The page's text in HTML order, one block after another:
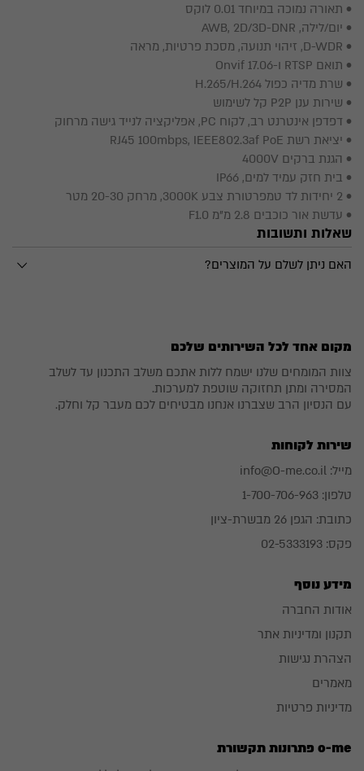
• תאורה נמוכה במיוחד 0.01 לוקס
• יום/לילה, AWB, 2D/3D-DNR
• D-WDR, זיהוי תנועה, מסכת פרטיות, מראה
• תואם RTSP ו-Onvif 17.06
• שרת מדיה כפול H.265/H.264
• שירות ענן P2P קל לשימוש
• דפדפן אינטרנט רב, לקוח PC, אפליקציה לנייד גישה מרחוק
• יציאת רשת RJ45 100mbps, IEEE802.3af PoE
• הגנת ברקים 4000V
• בית חזק עמיד למים, IP66
• 2 יחידות לד טמפרטורת צבע 3000K, מרחק 20-30 מטר
• עדשת אור כוכבים 2.8 מ"מ F1.0
שאלות ותשובות
האם ניתן לשלם על המוצרים?
מקום אחד לכל השירותים שלכם
צוות המומחים שלנו ישמח ללות אתכם משלב התכנון עד לשלב
המסירה ומתן תחזוקה שוטפת למערכות.
עם הנסיון הרב שצברנו אנחנו מבטיחים לכם מעבר קל וחלק.
שירות לקוחות
מייל: info@O-me.co.il
טלפון: 1-700-706-963
כתובת: הגפן 26 מבשרת-ציון
פקס: 02-5333193
מידע נוסף
אודות החברה
תקנון ומדיניות אתר
הצהרת נגישות
מאמרים
מדיניות פרטיות
o-me פתרונות תקשורת